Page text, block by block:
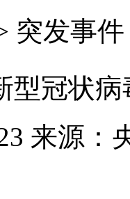
突发事件
型冠状
来源：